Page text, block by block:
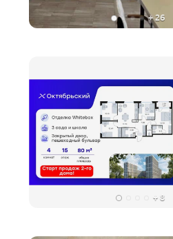
+26
+ 8